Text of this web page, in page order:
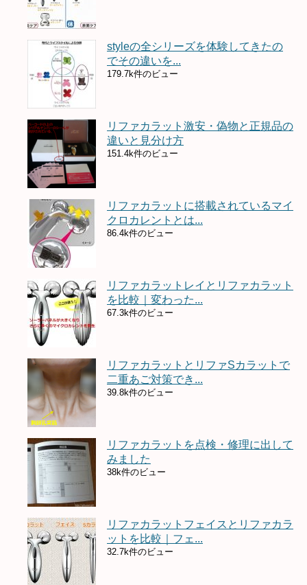
styleの全シリーズを体験してきたの
でその違いを...
179.7k件のビュー
リファカラット激安・偽物と正規品の
違いと見分け方
151.4k件のビュー
リファカラットに搭載されているマイ
クロカレントとは...
86.4k件のビュー
リファカラットレイとリファカラット
を比較｜変わった...
67.3k件のビュー
リファカラットとリファSカラットで
二重あご対策でき...
39.8k件のビュー
リファカラットを点検・修理に出して
みました
38k件のビュー
リファカラットフェイスとリファカラ
ットを比較｜フェ...
32.7k件のビュー